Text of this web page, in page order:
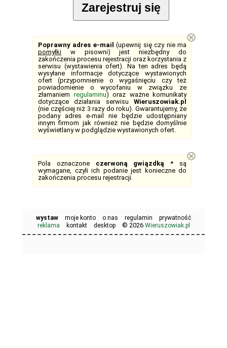
Zarejestruj się
Poprawny adres e-mail (upewnij się czy nie ma
pomyłki w pisowni) jest niezbędny do
zakończenia procesu rejestracji oraz korzystania z
serwisu (wystawienia ofert). Na ten adres będą
wysyłane informacje dotyczące wystawionych
ofert (przypomnienie o wygaśnięciu czy też
powiadomienie o wycofaniu w związku ze
złamaniem regulaminu) oraz ważne komunikaty
dotyczące działania serwisu Wieruszowiak.pl
(nie częściej niż 3 razy do roku). Gwarantujemy, że
podany adres e-mail nie będzie udostępniany
innym firmom jak również nie będzie domyślnie
wyświetlany w podglądzie wystawionych ofert.
⊗
Pola oznaczone czerwoną gwiązdką* są
wymagane, czyli ich podanie jest konieczne do
zakończenia procesu rejestracji.
⊗
wystaw moje konto o nas regulamin
prywatność
reklama
kontakt desktop © 2026 Wieruszowiak.pl